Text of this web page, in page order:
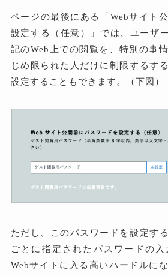
ページの最後にある「Webサイト
設定する（任意）」では、ユーザ
記のWeb上での閲覧を、特別の事
じめ限られた人だけに制限するす
設定することもできます。（下図）
ただし、このパスワードを設定す
ごとに指定されたパスワードの入
Webサイトに入る高いハードルに